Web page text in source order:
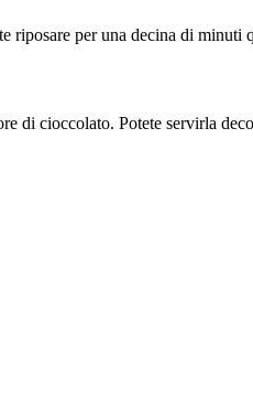
riposare per una decina di
di cioccolato. Potete servirla